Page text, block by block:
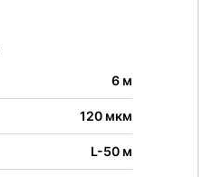
6 м
120 мкм
L-50 м